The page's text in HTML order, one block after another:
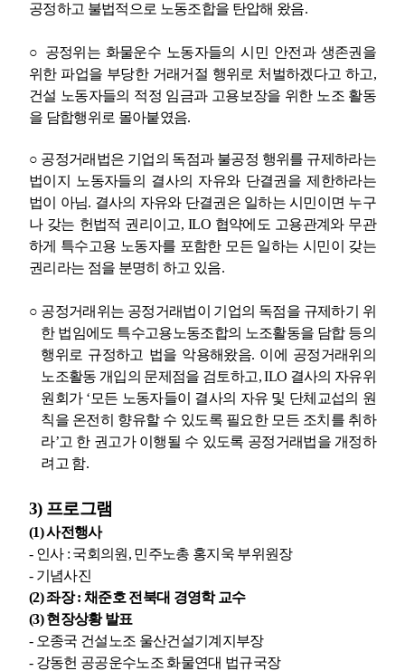
공정하고 불법적으로 노동조합을 탄압해 왔음.
○ 공정위는 화물운수 노동자들의 시민 안전과 생존권을
위한 파업을 부당한 거래거절 행위로 처벌하겠다고 하고,
건설 노동자들의 적정 임금과 고용보장을 위한 노조 활동
을 담합행위로 몰아붙였음.
○ 공정거래법은 기업의 독점과 불공정 행위를 규제하라는
법이지 노동자들의 결사의 자유와 단결권을 제한하라는
법이 아님. 결사의 자유와 단결권은 일하는 시민이면 누구
나 갖는 헌법적 권리이고, ILO 협약에도 고용관계와 무관
하게 특수고용 노동자를 포함한 모든 일하는 시민이 갖는
권리라는 점을 분명히 하고 있음.
○ 공정거래위는 공정거래법이 기업의 독점을 규제하기 위
한 법임에도 특수고용노동조합의 노조활동을 담합 등의
행위로 규정하고 법을 악용해왔음. 이에 공정거래위의
노조활동 개입의 문제점을 검토하고, ILO 결사의 자유위
원회가 ‘ 모든 노동자들이 결사의 자유 및 단체교섭의 원
칙을 온전히 향유할 수 있도록 필요한 모든 조치를 취하
라’고 한 권고가 이행될 수 있도록 공정거래법을 개정하
려고 함.
3) 프로그램
(1)사전행사
- 인사 : 국회의원 , 민주노총 홍지욱 부위원장
- 기념사진
(2)좌장:채준호 전북대 경영학 교수
(3)현장상황 발표
- 오종국 건설노조 울산건설기계지부장
- 강동헌 공공운수노조 화물연대 법규국장